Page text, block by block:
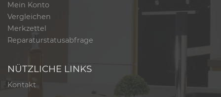
Mein Konto
Vergleichen
Merkzettel
Reparaturstatusabfrage
NÜTZLICHE LINKS
Kontakt